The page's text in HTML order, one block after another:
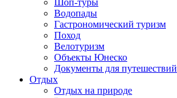
Шоп-туры
Водопады
Гастрономический туризм
Поход
Велотуризм
Объекты Юнеско
Документы для путешествий
Отдых
Отдых на природе